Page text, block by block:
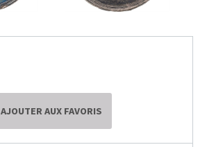
AJOUTER AUX FAVORIS